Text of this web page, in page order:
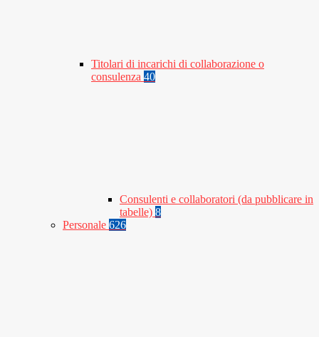
Titolari di incarichi di collaborazione o
consulenza 40
Consulenti e collaboratori (da pubblicare in
tabelle) 8
Personale 626